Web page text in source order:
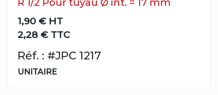
R 1/2 Pour tuyau Ø int. = 17 mm
1,90 € HT
2,28 € TTC
Réf. : #JPC 1217
UNITAIRE